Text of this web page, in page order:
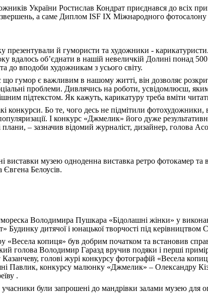
України Ростислав Кондрат приєднався до всіх
а саме Диплом ISF IХ Міжнародного фотосалону
презентували й гумористи та художники -
об’єднати в нашій невеличкій Долині понад 500
до вподоби художникам з усього світу.
гумор є важливим в нашому житті, він дозволяє
проблеми. Дивлячись на роботи, усвідомлюєш,
підтекстом. Як кажуть, карикатуру треба вміти
конкурси. Бо те, чого десь не підмітили фотохудожники,
І конкурс «Джмелик» його дуже
плани, – зазначив відомий журналіст, дизайнер, голова
музею одноденна виставка ретро фотокамер та
Євгена Белоусів.
Володимира Пушкара «Бідолашні жінки» у
Будинку дитячої і юнацької творчості під керівництвом
копиця» був добрим початком та встановив
голова Володимир Гаразд вручив подяки і перші
голові журі конкурсу фотографій «Весела
Павлик, конкурсу малюнку «Джмелик» – Олександру
.
були запрошені до мандрівки залами музею для